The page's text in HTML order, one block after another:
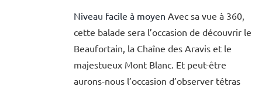
Niveau facile à moyen Avec sa vue à 360,
cette balade sera l’occasion de découvrir le
Beaufortain, la Chaîne des Aravis et le
majestueux Mont Blanc. Et peut-être
aurons-nous l’occasion d’observer tétras